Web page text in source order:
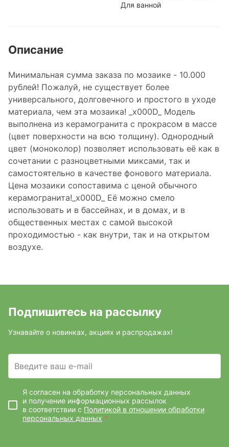
Для ванной
Описание
Минимальная сумма заказа по мозаике - 10.000
рублей! Пожалуй, не существует более
универсального, долговечного и простого в уходе
материала, чем эта мозаика! _x000D_ Модель
выполнена из керамогранита с прокрасом в массе
(цвет поверхности на всю толщину). Однородный
цвет (моноколор) позволяет использовать её как в
сочетании с разноцветными миксами, так и
самостоятельно в качестве фонового материала.
Цена мозаики сопоставима с ценой обычного
керамогранита!_x000D_ Её можно смело
использовать и в бассейнах, и в домах, и в
общественных местах с самой высокой
проходимостью - как внутри, так и на открытом
воздухе.
Подпишитесь на рассылку
Узнавайте о новинках, акциях и распродажах!
Введите ваш e-mail
Я согласен на обработку персональных данных
и получение информационных рассылок
в соответствии с Политикой в отношении обработки
персональных данных *